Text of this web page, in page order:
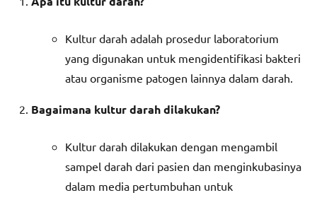
Kultur darah adalah prosedur laboratorium
yang digunakan untuk mengidentifikasi bakteri
atau organisme patogen lainnya dalam darah.
Bagaimana kultur darah dilakukan?
Kultur darah dilakukan dengan mengambil
sampel darah dari pasien dan menginkubasinya
dalam media pertumbuhan untuk